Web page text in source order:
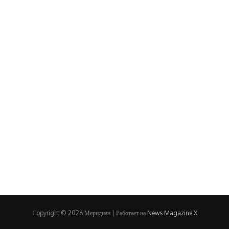
Copyright © 2026 Меридиан | Работает на News Magazine X